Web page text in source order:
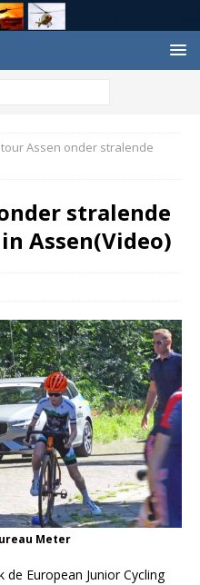
Assen onder stralende
stralende
Assen(Video)
Meter
European Junior Cycling